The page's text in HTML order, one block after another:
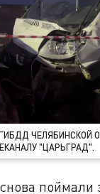
ЧЕЛЯБИНСКОЙ
"ЦАРЬГРАД".
поймали